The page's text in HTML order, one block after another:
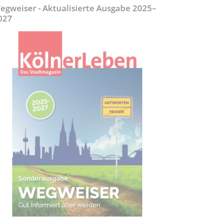
- Aktualisierte Ausgabe 2025–